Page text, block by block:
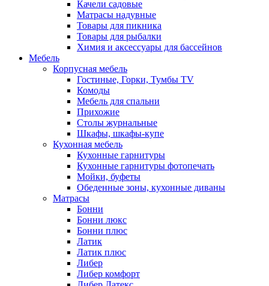
Качели садовые
Матрасы надувные
Товары для пикника
Товары для рыбалки
Химия и аксессуары для бассейнов
Мебель
Корпусная мебель
Гостиные, Горки, Тумбы TV
Комоды
Мебель для спальни
Прихожие
Столы журнальные
Шкафы, шкафы-купе
Кухонная мебель
Кухонные гарнитуры
Кухонные гарнитуры фотопечать
Мойки, буфеты
Обеденные зоны, кухонные диваны
Матрасы
Бонни
Бонни люкс
Бонни плюс
Латик
Латик плюс
Либер
Либер комфорт